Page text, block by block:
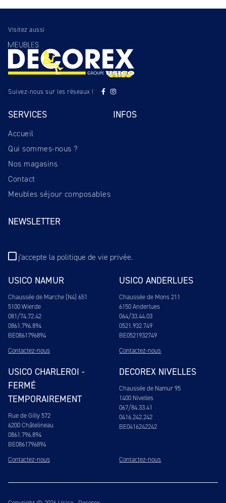
Visitez aussi
Suivez-nous sur les réseaux !
SERVICES
Accueil
Qui sommes-nous ?
Nos magasins
Contact
Meubles séjour composables
INFOS
NEWSLETTER
j'accepte la politique de vie privée.
USICO NAMUR
Chaussée de Marche (N4) 651
5100 Wierde
081/74.72.42
0861.796.894
BE0861796894
Contactez-nous
USICO ANDERLUES
Chaussée de Mons 211
6150 Anderlues
064/33.44.03
0521.932.749
BE0521932749
Contactez-nous
USICO CHARLEROI -
FERMÉ
TEMPORAIREMENT
Rue de Gilly 572
6200 Châtelineau
0861.796.894
BE0861796894
Contactez-nous
DECOREX NIVELLES
Chaussée de Namur 95
1400 Nivelles
067/84.33.41
0416.242.242
BE0416242242
Contactez-nous